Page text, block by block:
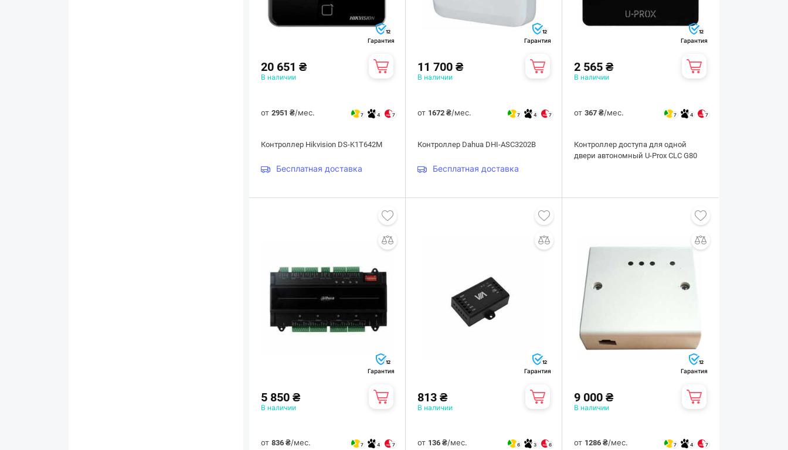
12
Гарантия
20 651 ₴
В наличии
от 2951 ₴/мес. 7 4 7
Контроллер Hikvision DS-K1T642M
Бесплатная доставка
12
Гарантия
11 700 ₴
В наличии
от 1672 ₴/мес. 7 4 7
Контроллер Dahua DHI-ASC3202B
Бесплатная доставка
12
Гарантия
2 565 ₴
В наличии
от367 ₴/мес. 7 4 7
Контроллер доступа для одной
двери автономный U-Prox CLC G80
12
Гарантия
5 850 ₴
В наличии
от 836 ₴/мес. 7 4 7
12
Гарантия
813 ₴
В наличии
от 136 ₴/мес. 6 3 6
12
Гарантия
9 000 ₴
В наличии
от 1286 ₴/мес. 7 4 7